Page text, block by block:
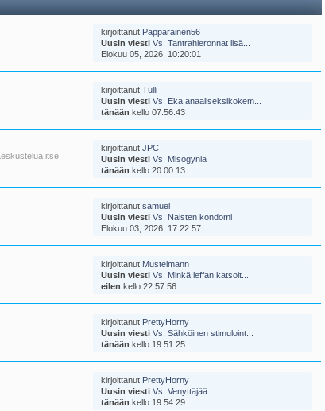
kirjoittanut Papparainen56
Uusin viesti Vs: Tantrahieronnat lisä...
Elokuu 05, 2026, 10:20:01
kirjoittanutTulli
Uusin viesti Vs: Eka anaaliseksikokem...
tänään kello 07:56:43
itse
kirjoittanutJPC
Uusin viesti Vs: Misogynia
tänään kello 20:00:13
kirjoittanutsamuel
Uusin viesti Vs: Naisten kondomi
Elokuu 03, 2026, 17:22:57
kirjoittanut Mustelmann
Uusin viesti Vs: Minkä leffan katsoit...
eilen kello 22:57:56
kirjoittanut PrettyHorny
Uusin viesti Vs: Sähköinen stimuloint...
tänään kello 19:51:25
kirjoittanut PrettyHorny
Uusin viesti Vs: Venyttäjää
tänään kello 19:54:29